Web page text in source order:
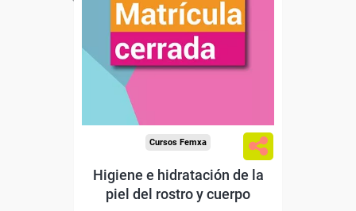
Cursos Femxa
Higiene e hidratación de la
piel del rostro y cuerpo